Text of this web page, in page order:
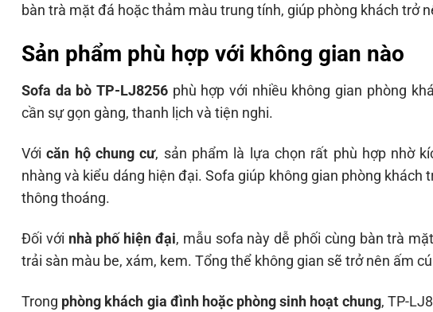
bàn trà mặt đá hoặc thảm màu trung tính, giúp phòng khách trở
Sản phẩm phù hợp với không gian nào
Sofa da bò TP-LJ8256 phù hợp với nhiều không gian phòng
cần sự gọn gàng, thanh lịch và tiện nghi.
Vớicăn hộ chung cư, sản phẩm là lựa chọn rất phù hợp nhờ
nhàng và kiểu dáng hiện đại. Sofa giúp không gian phòng
thông thoáng.
Đối với nhà phố hiện đại, mẫu sofa này dễ phối cùng bàn trà
trải sàn màu be, xám, kem. Tổng thể không gian sẽ trở nên ấm
Trong phòng khách gia đình hoặc phòng sinh hoạt chung, TP-